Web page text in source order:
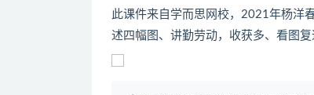
此课件来自学而思网校，2021年杨洋
述四幅图、讲勤劳动，收获多、看图